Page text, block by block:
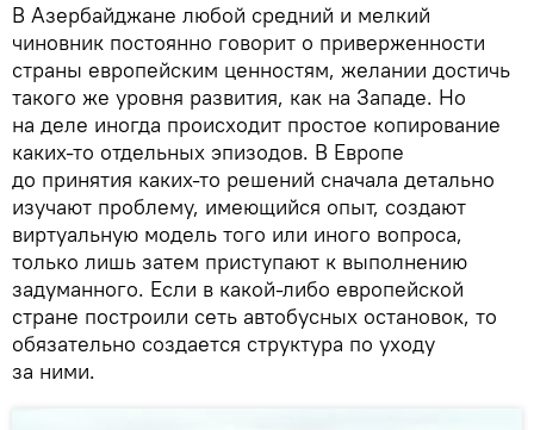
В Азербайджане любой средний и мелкий
чиновник постоянно говорит о приверженности
страны европейским ценностям, желании достичь
такого же уровня развития, как на Западе. Но
на деле иногда происходит простое копирование
каких-то отдельных эпизодов. В Европе
до принятия каких-то решений сначала детально
изучают проблему, имеющийся опыт, создают
виртуальную модель того или иного вопроса,
только лишь затем приступают к выполнению
задуманного. Если в какой-либо европейской
стране построили сеть автобусных остановок, то
обязательно создается структура по уходу
за ними.